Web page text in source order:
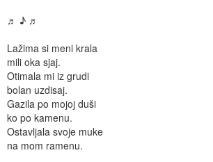
♬ ♪ ♬
Lažima si meni krala
mili oka sjaj.
Otimala mi iz grudi
bolan uzdisaj.
Gazila po mojoj duši
ko po kamenu.
Ostavljala svoje muke
na mom ramenu.